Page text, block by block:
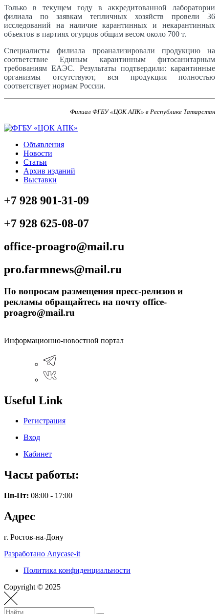
Только в текущем году в аккредитованной лаборатории
филиала по заявкам тепличных хозяйств провели 36
исследований на наличие карантинных и некарантинных
объектов в партиях огурцов общим весом около 700 т.
Специалисты филиала проанализировали продукцию на
соответствие Единым карантинным фитосанитарным
требованиям ЕАЭС. Результаты подтвердили: карантинные
организмы отсутствуют, вся продукция полностью
соответствует нормам России.
Филиал ФГБУ «ЦОК АПК» в Республике Татарстан
Объявления
Новости
Статьи
Архив изданий
Выставки
+7 928 901-31-09
+7 928 625-08-07
office-proagro@mail.ru
pro.farmnews@mail.ru
По вопросам размещения пресс-релизов и
рекламы обращайтесь на почту office-
proagro@mail.ru
Информационно-новостной портал
Useful Link
Регистрация
Вход
Кабинет
Часы работы:
Пн-Пт: 08:00 - 17:00
Адрес
г. Ростов-на-Дону
Разработано Anycase-it
Политика конфиденциальности
Copyright © 2025